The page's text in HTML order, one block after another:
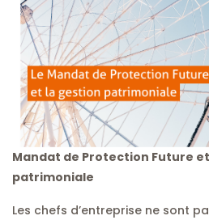
Mandat de Protection Future
patrimoniale
Les chefs d’entreprise ne sont